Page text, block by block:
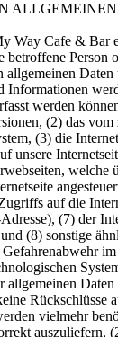
Way Cafe & Bar
betroffene Person
allgemeinen
Informationen
werden
(2) das vom
(3) die
unsere
welche
auf die
(7) der
(8) sonstige
allgemeinen
Rückschlüsse
vielmehr
auszuliefern,